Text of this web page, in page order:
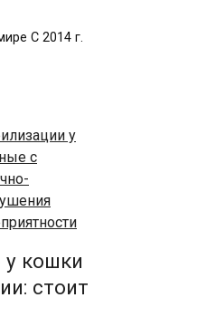
С 2014 г.
кошки
стоит